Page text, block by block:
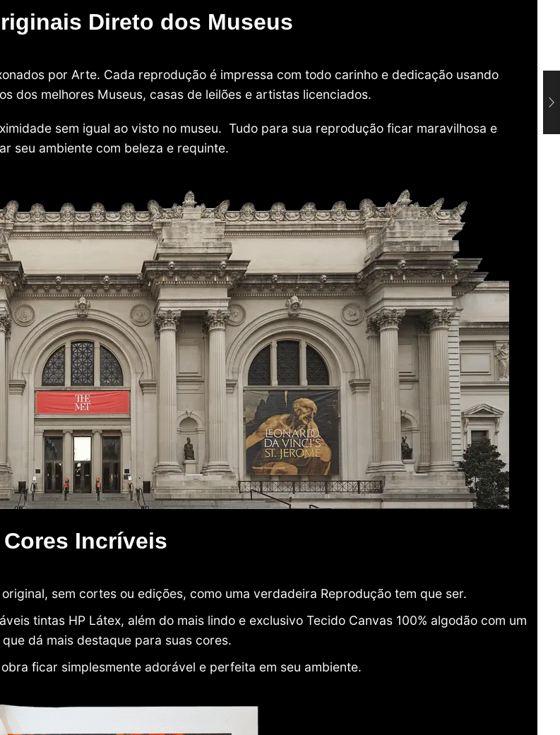
Direto dos Museus
por Arte. Cada reprodução é impressa com todo carinho e dedicação usando
dos melhores Museus, casas de leilões e artistas licenciados.
sem igual ao visto no museu. Tudo para sua reprodução ficar maravilhosa e
seu ambiente com beleza e requinte.
Cores Incríveis
sem cortes ou edições, como uma verdadeira Reprodução tem que ser.
tintas HP Látex, além do mais lindo e exclusivo Tecido Canvas 100% algodão com um
dá mais destaque para suas cores.
ficar simplesmente adorável e perfeita em seu ambiente.